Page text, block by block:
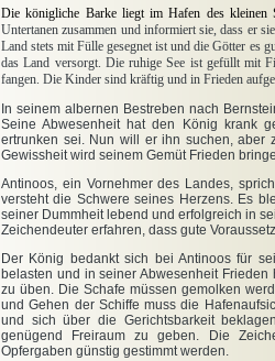
Die königliche Barke liegt im Hafen des kleinen
Untertanen zusammen und informiert sie, dass er
Land stets mit Fülle gesegnet ist und die Götter es
das Land versorgt. Die ruhige See ist gefüllt mit
fangen. Die Kinder sind kräftig und in Frieden
In seinem albernen Bestreben nach
Seine Abwesenheit hat den König krank
ertrunken sei. Nun will er ihn suchen, aber
Gewissheit wird seinem Gemüt Frieden
Antinoos, ein Vornehmer des Landes,
versteht die Schwere seines Herzens. Es
seiner Dummheit lebend und erfolgreich in
Zeichendeuter erfahren, dass gute
Der König bedankt sich bei Antinoos für
belasten und in seiner Abwesenheit
zu üben. Die Schafe müssen gemolken
und Gehen der Schiffe muss die
und sich über die Gerichtsbarkeit
genügend Freiraum zu geben. Die
Opfergaben günstig gestimmt werden.